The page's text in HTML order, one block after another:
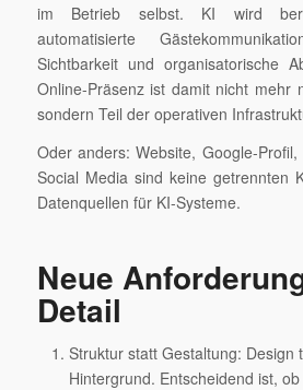
im Betrieb selbst. KI wird
automatisierte
Sichtbarkeit und organisatorische
Online-Präsenz ist damit nicht mehr
sondern Teil der operativen
Oder anders: Website, Google-
Social Media sind keine getrennten
Datenquellen für KI-Systeme.
Neue
Detail
Struktur statt Gestaltung: Design
Hintergrund. Entscheidend ist,